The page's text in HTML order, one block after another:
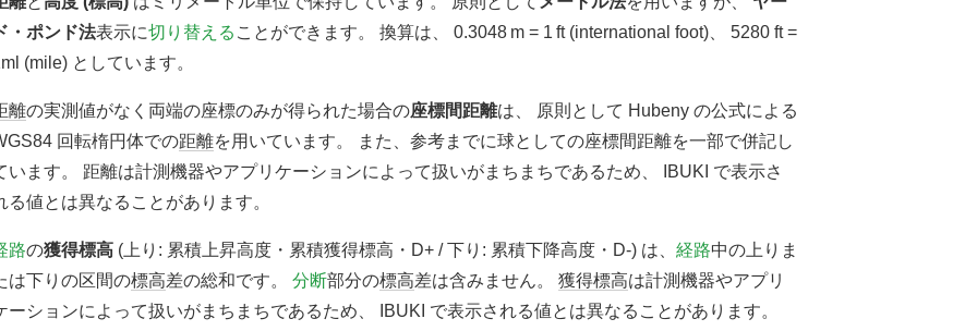
・ポンド法表示に切り替える ことができます。 換算は、 0.3048 m = 1 ft(international foot)、5280 ft=
ml (mile) としています。
離の実測値がなく両端の座標のみが得られた場合の座標間距離は、 原則として Hubeny の公式による
回転楕円体での距離を用いています。 また、参考までに球としての座標間距離を一部で併記し
います。 距離は計測機器やアプリケーションによって扱いがまちまちであるため、 IBUKI で表示さ
る値とは異なることがあります。
路の獲得標高 (上り: 累積上昇高度・累積獲得標高・D+ / 下り: 累積下降高度・D-) は、 経路中の上りま
は下りの区間の標高差の総和です。 分断部分の標高差は含みません。 獲得標高は計測機器やアプリ
ーションによって扱いがまちまちであるため、 IBUKI で表示される値とは異なることがあります。